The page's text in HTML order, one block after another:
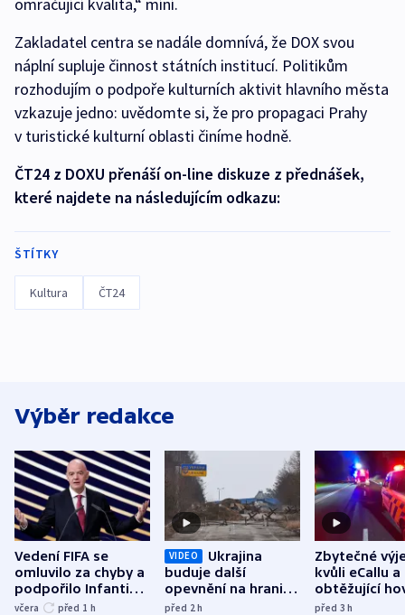
omračující kvalita,“ míní.
Zakladatel centra se nadále domnívá, že DOX svou
náplní supluje činnost státních institucí. Politikům
rozhodujím o podpoře kulturních aktivit hlavního města
vzkazuje jedno: uvědomte si, že pro propagaci Prahy
v turistické kulturní oblasti činíme hodně.
ČT24 z DOXU přenáší on-line diskuze z přednášek,
které najdete na následujícím odkazu:
ŠTÍTKY
Kultura ČT24
Výběr redakce
Vedení FIFA se
omluvilo za chyby a
podpořilo Infantina.
UEFA trvá na
včera před 1 h
VIDEO
Ukrajina
buduje další
opevnění na hranici
s Běloruskem
před 2h
Zbytečné
kvůli eCallu a
obtěžující
zdržují
před 3h